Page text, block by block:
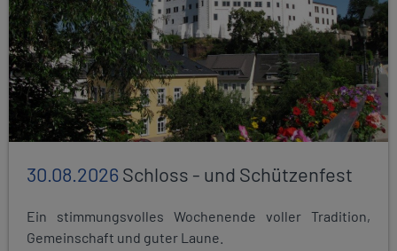
30.08.2026Schloss - und Schützenfest
Ein stimmungsvolles Wochenende voller Tradition,
Gemeinschaft und guter Laune.